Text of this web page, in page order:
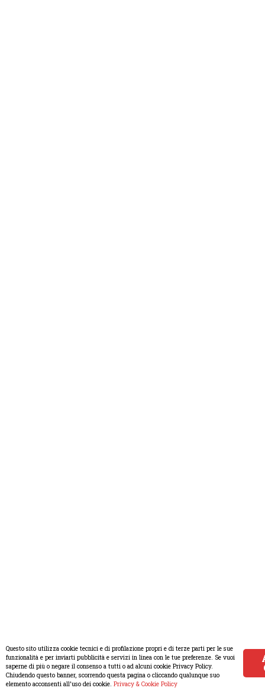
Questo sito utilizza cookie tecnici e di profilazione propri e di terze parti per le sue
funzionalità e per inviarti pubblicità e servizi in linea con le tue preferenze. Se vuoi
saperne di più o negare il consenso a tutti o ad alcuni cookie Privacy Policy.
Chiudendo questo banner, scorrendo questa pagina o cliccando qualunque suo
elemento acconsenti all’uso dei cookie. Privacy & Cookie Policy